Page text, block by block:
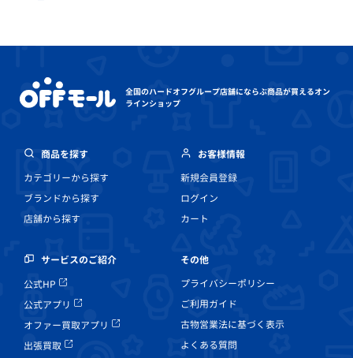
全国のハードオフグループ店舗にならぶ商品が買えるオン
ラインショップ
商品を探す
カテゴリーから探す
ブランドから探す
店舗から探す
お客様情報
新規会員登録
ログイン
カート
サービスのご紹介
公式HP
公式アプリ
オファー買取アプリ
出張買取
その他
プライバシーポリシー
ご利用ガイド
古物営業法に基づく表示
よくある質問